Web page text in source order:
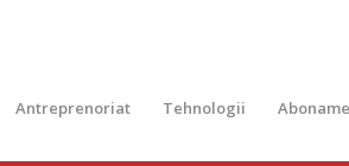
Antreprenoriat Tehnologii